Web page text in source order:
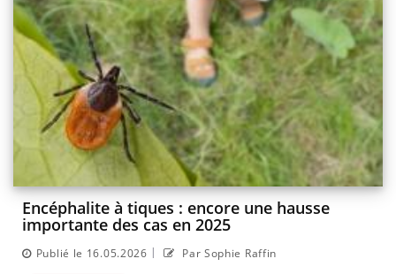
Encéphalite à tiques : encore une hausse
importante des cas en 2025
Publié le 16.05.2026 | Par Sophie Raffin